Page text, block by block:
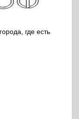
где есть